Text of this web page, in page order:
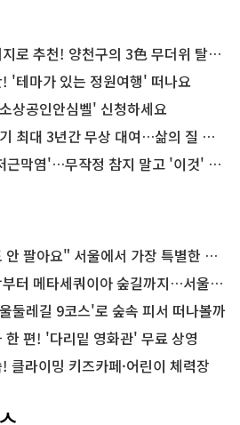
추천! 양천구의 3色 무더위 탈출 명소
'테마가 있는 정원여행' 떠나요
상공인안심벨' 신청하세요
대 3년간 무상 대여…삶의 질 높인다
염'…무작정 참지 말고 '이것' 해보세요!
요" 서울에서 가장 특별한 편의점의 정체
타세쿼이아 숲길까지…서울둘레길 15코스
둘레길 9코스'로 숲속 피서 떠나볼까
한 편! '다리밑 영화관' 무료 상영
클라이밍 키즈카페·어린이 체력장